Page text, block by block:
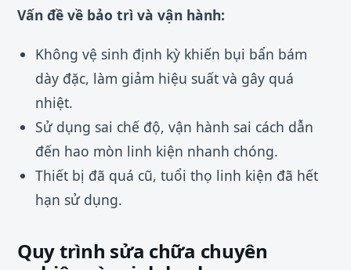
Vấn đề về bảo trì và vận hành:
Không vệ sinh định kỳ khiến bụi bẩn bám
dày đặc, làm giảm hiệu suất và gây quá
nhiệt.
Sử dụng sai chế độ, vận hành sai cách dẫn
đến hao mòn linh kiện nhanh chóng.
Thiết bị đã quá cũ, tuổi thọ linh kiện đã hết
hạn sử dụng.
Quy trình sửa chữa chuyên